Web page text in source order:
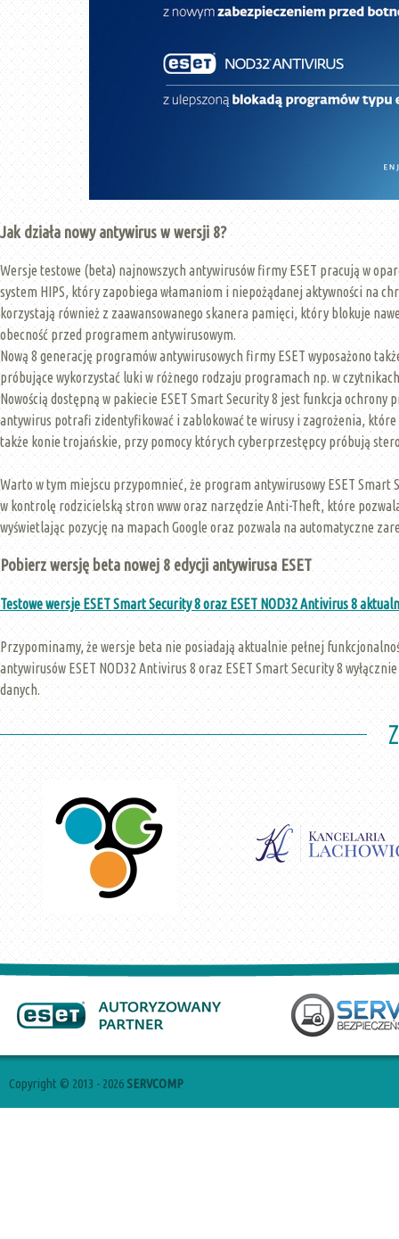
Jak działa nowy antywirus w wersji 8?
Wersje testowe (beta) najnowszych antywirusów firmy ESET pracują w
system HIPS, który zapobiega włamaniom i niepożądanej aktywności na
korzystają również z zaawansowanego skanera pamięci, który blokuje
obecność przed programem antywirusowym.
Nową 8 generację programów antywirusowych firmy ESET wyposażono
próbujące wykorzystać luki w różnego rodzaju programach np. w
Nowością dostępną w pakiecie ESET Smart Security 8 jest funkcja
antywirus potrafi zidentyfikować i zablokować te wirusy i zagrożenia,
także konie trojańskie, przy pomocy których cyberprzestępcy próbują
Warto w tym miejscu przypomnieć, że program antywirusowy ESET
w kontrolę rodzicielską stron www oraz narzędzie Anti-Theft, które
wyświetlając pozycję na mapach Google oraz pozwala na automatyczne
Pobierz wersję beta nowej 8 edycji antywirusa ESET
Testowe wersje ESET Smart Security 8 oraz ESET NOD32 Antivirus 8
Przypominamy, że wersje beta nie posiadają aktualnie pełnej
antywirusów ESET NOD32 Antivirus 8 oraz ESET Smart Security 8
danych.
Copyright © 2013 - 2026 SERVCOMP